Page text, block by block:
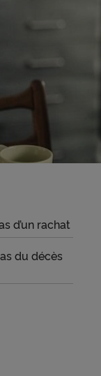
d’un rachat
du décès
- nouvelle
nouvelle fenêtre
linkedin -
nouvelle fenêtre